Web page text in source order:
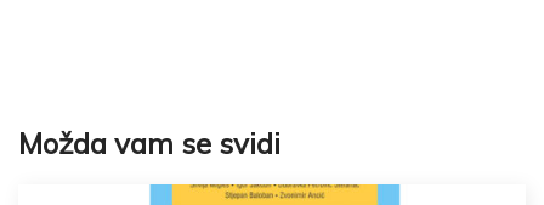
Možda vam se svidi